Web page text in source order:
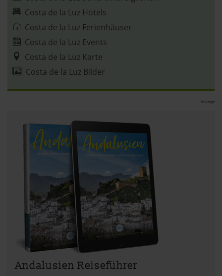
Costa de la Luz Hotels
Costa de la Luz Ferienhäuser
Costa de la Luz Events
Costa de la Luz Karte
Costa de la Luz Bilder
Anzeige
Andalusien Reiseführer